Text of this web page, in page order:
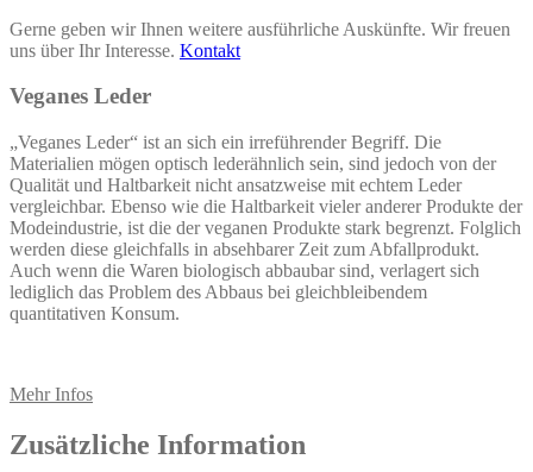
Gerne geben wir Ihnen weitere ausführliche Auskünfte. Wir freuen
uns über Ihr Interesse. Kontakt
Veganes Leder
„Veganes Leder“ ist an sich ein irreführender Begriff. Die
Materialien mögen optisch lederähnlich sein, sind jedoch von der
Qualität und Haltbarkeit nicht ansatzweise mit echtem Leder
vergleichbar. Ebenso wie die Haltbarkeit vieler anderer Produkte der
Modeindustrie, ist die der veganen Produkte stark begrenzt. Folglich
werden diese gleichfalls in absehbarer Zeit zum Abfallprodukt.
Auch wenn die Waren biologisch abbaubar sind, verlagert sich
lediglich das Problem des Abbaus bei gleichbleibendem
quantitativen Konsum.
Mehr Infos
Zusätzliche Information